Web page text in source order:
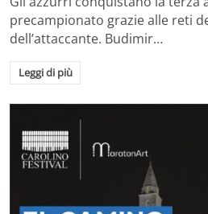
precampionato grazie alle reti
dell’attaccante. Budimir…
Leggi di più